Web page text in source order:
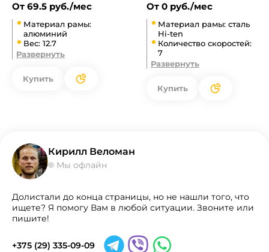
От 69.5 руб./мес
Материал рамы:
алюминий
Вес: 12.7
Развернуть
Купить
От 0 руб./мес
Материал рамы: сталь
Hi-ten
Количество скоростей:
7
Развернуть
Купить
Кирилл Веломан
Мы офлайн
Долистали до конца страницы, но не нашли того, что
ищете? Я помогу Вам в любой ситуации. Звоните или
пишите!
+375 (29) 335-09-09